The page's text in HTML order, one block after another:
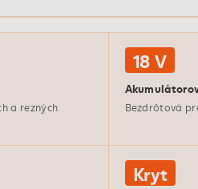
a rezných
18 V
Bezdrôtová
Kryt